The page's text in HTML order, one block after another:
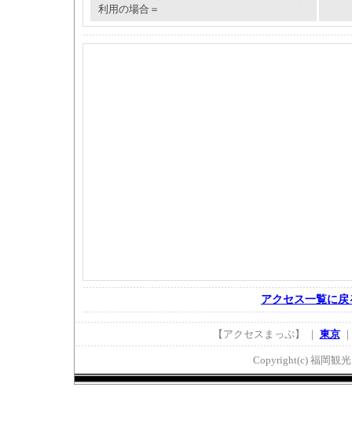
利用の場合＝
アクセス一覧に戻
【アクセスまっぷ】 ｜ 東京｜
Copyright(c) 福岡観